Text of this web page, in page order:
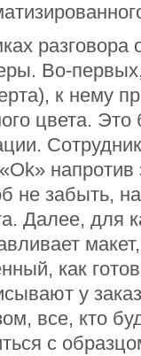
разговора
Во-первых,
к нему
цвета.
не забыть,
Далее, для
как
у
все, кто
с